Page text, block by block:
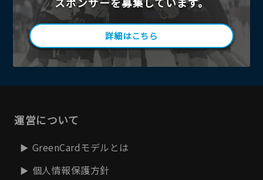
詳細はこちら
運営について
GreenCardモデルとは
個人情報保護方針